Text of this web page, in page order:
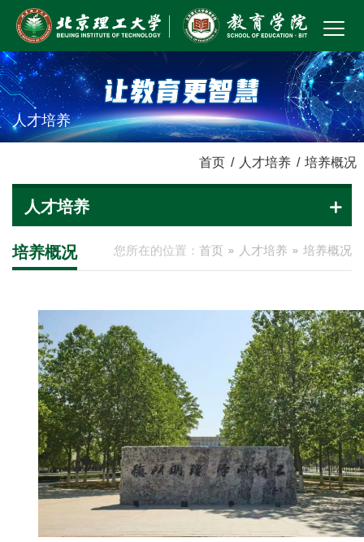
人才培养
首页 / 人才培养 / 培养概况
人才培养
您所在的位置： 首页 人才培养 培养概况
培养概况